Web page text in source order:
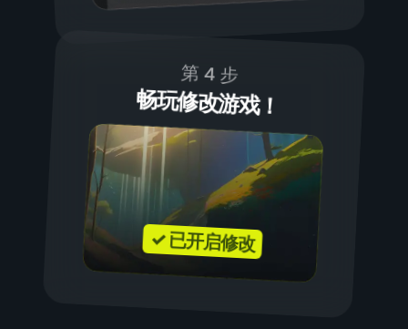
第 4 步
畅玩修改游戏！
✓ 已开启修改